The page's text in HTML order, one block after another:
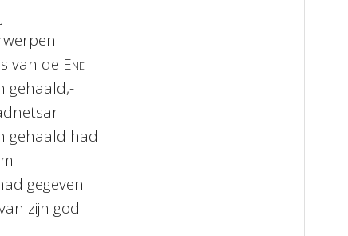
van de Ene
gehaald,-
gehaald had
gegeven
zijn god.